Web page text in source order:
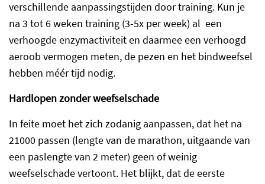
verschillende aanpassingstijden door training. Kun je
na 3 tot 6 weken training (3-5x per week) al een
verhoogde enzymactiviteit en daarmee een verhoogd
aeroob vermogen meten, de pezen en het bindweefsel
hebben méér tijd nodig.
Hardlopen zonder weefselschade
In feite moet het zich zodanig aanpassen, dat het na
21000 passen (lengte van de marathon, uitgaande van
een paslengte van 2 meter) geen of weinig
weefselschade vertoont. Het blijkt, dat de eerste